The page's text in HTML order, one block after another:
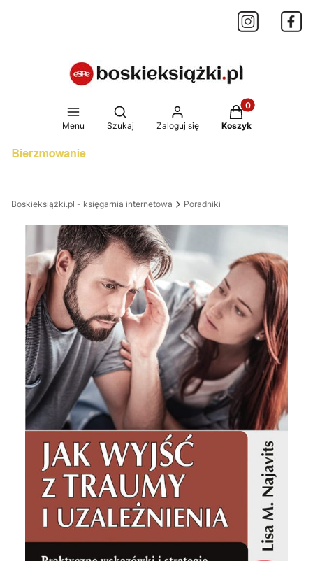
Menu
Otwórz wyszukiwarkę
Szukaj Zaloguj się
Produkty w
Koszyk
Boskieksiążki.pl - księgarnia internetowa Poradniki